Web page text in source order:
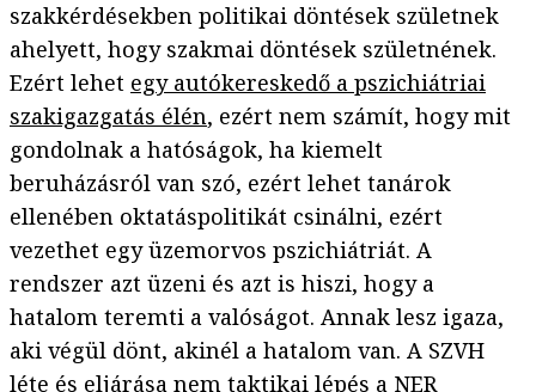
szakkérdésekben politikai döntések születnek
ahelyett, hogy szakmai döntések születnének.
Ezért lehet egy autókereskedő a pszichiátriai
szakigazgatás élén, ezért nem számít, hogy mit
gondolnak a hatóságok, ha kiemelt
beruházásról van szó, ezért lehet tanárok
ellenében oktatáspolitikát csinálni, ezért
vezethet egy üzemorvos pszichiátriát. A
rendszer azt üzeni és azt is hiszi, hogy a
hatalom teremti a valóságot. Annak lesz igaza,
aki végül dönt, akinél a hatalom van. A SZVH
léte és eljárása nem taktikai lépés a NER